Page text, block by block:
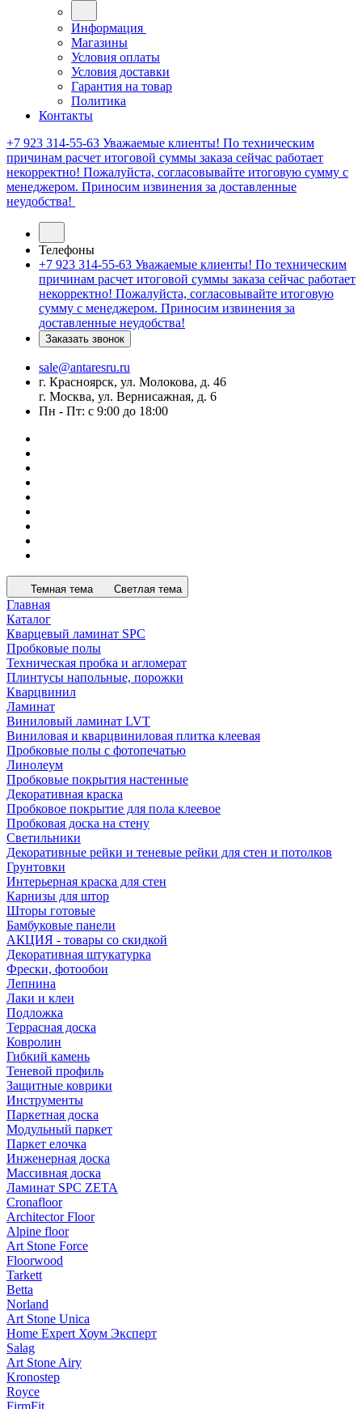
Информация
Магазины
Условия оплаты
Условия доставки
Гарантия на товар
Политика
Контакты
+7 923 314-55-63 Уважаемые клиенты! По техническим
причинам расчет итоговой суммы заказа сейчас работает
некорректно! Пожалуйста, согласовывайте итоговую сумму с
менеджером. Приносим извинения за доставленные
неудобства!
Телефоны
+7 923 314-55-63 Уважаемые клиенты! По техническим
причинам расчет итоговой суммы заказа сейчас работает
некорректно! Пожалуйста, согласовывайте итоговую
сумму с менеджером. Приносим извинения за
доставленные неудобства!
Заказать звонок
sale@antaresru.ru
г. Красноярск, ул. Молокова, д. 46
г. Москва, ул. Вернисажная, д. 6
Пн - Пт: с 9:00 до 18:00
Темная тема Светлая тема
Главная
Каталог
Кварцевый ламинат SPC
Пробковые полы
Техническая пробка и агломерат
Плинтусы напольные, порожки
Кварцвинил
Ламинат
Виниловый ламинат LVT
Виниловая и кварцвиниловая плитка клеевая
Пробковые полы с фотопечатью
Линолеум
Пробковые покрытия настенные
Декоративная краска
Пробковое покрытие для пола клеевое
Пробковая доска на стену
Светильники
Декоративные рейки и теневые рейки для стен и потолков
Грунтовки
Интерьерная краска для стен
Карнизы для штор
Шторы готовые
Бамбуковые панели
АКЦИЯ - товары со скидкой
Декоративная штукатурка
Фрески, фотообои
Лепнина
Лаки и клеи
Подложка
Террасная доска
Ковролин
Гибкий камень
Теневой профиль
Защитные коврики
Инструменты
Паркетная доска
Модульный паркет
Паркет елочка
Инженерная доска
Массивная доска
Ламинат SPC ZETA
Cronafloor
Architector Floor
Alpine floor
Art Stone Force
Floorwood
Tarkett
Betta
Norland
Art Stone Unica
Home Expert Хоум Эксперт
Salag
Art Stone Airy
Kronostep
Royce
FirmFit